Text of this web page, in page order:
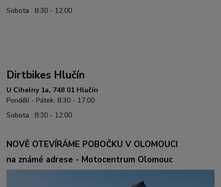
Sobota : 8:30 - 12:00
Dirtbikes Hlučín
U Cihelny 1a, 748 01 Hlučín
Pondělí - Pátek: 8:30 - 17:00
Sobota : 8:30 - 12:00
NOVĚ OTEVÍRÁME POBOČKU V OLOMOUCI
na známé adrese - Motocentrum Olomouc